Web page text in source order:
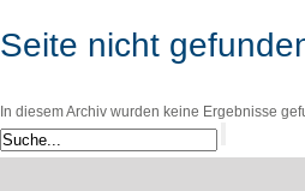
Seite nicht
In diesem Archiv wurden keine Ergebnisse